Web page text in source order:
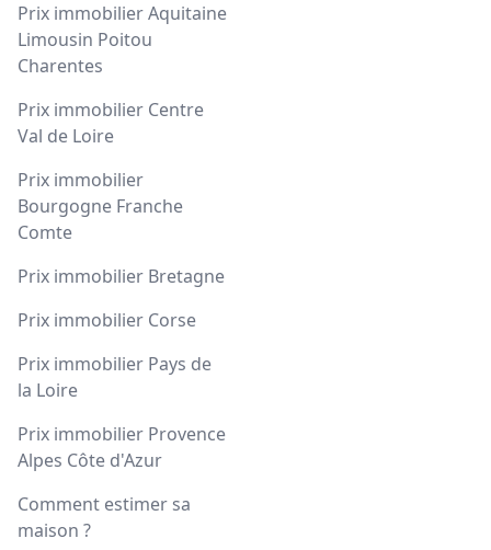
Prix immobilier Aquitaine
Limousin Poitou
Charentes
Prix immobilier Centre
Val de Loire
Prix immobilier
Bourgogne Franche
Comte
Prix immobilier Bretagne
Prix immobilier Corse
Prix immobilier Pays de
la Loire
Prix immobilier Provence
Alpes Côte d'Azur
Comment estimer sa
maison ?